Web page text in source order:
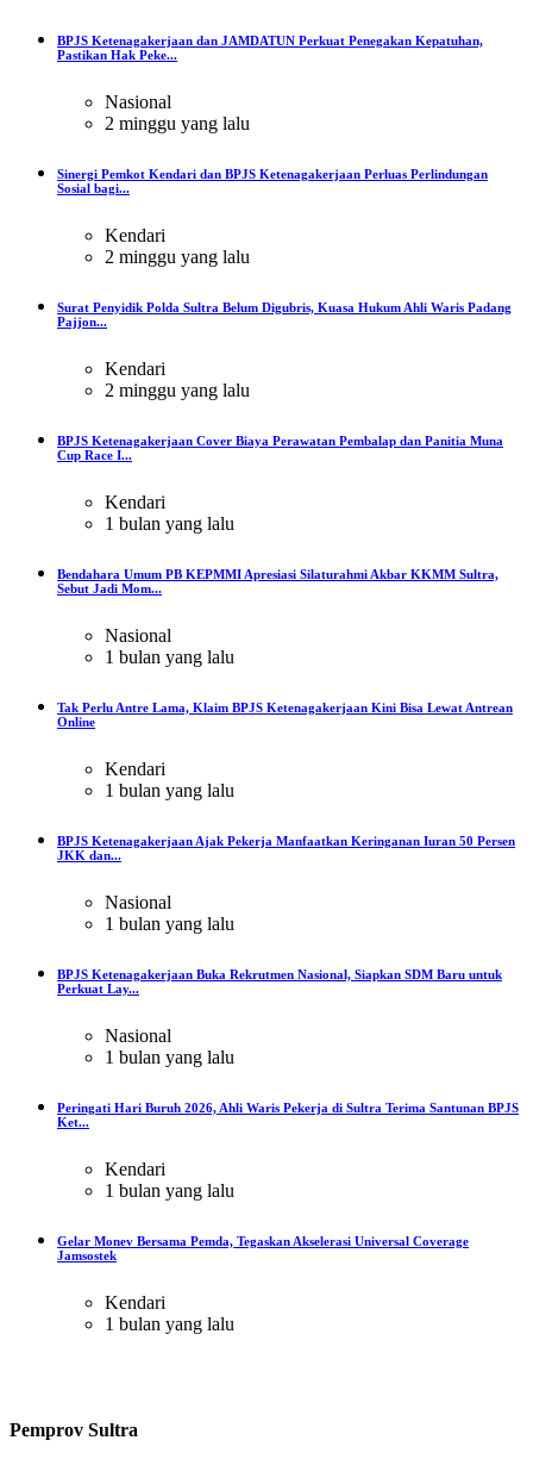
BPJS Ketenagakerjaan dan JAMDATUN Perkuat Penegakan Kepatuhan,
Pastikan Hak Peke...
Nasional
2 minggu yang lalu
Sinergi Pemkot Kendari dan BPJS Ketenagakerjaan Perluas Perlindungan
Sosial bagi...
Kendari
2 minggu yang lalu
Surat Penyidik Polda Sultra Belum Digubris, Kuasa Hukum Ahli Waris Padang
Pajjon...
Kendari
2 minggu yang lalu
BPJS Ketenagakerjaan Cover Biaya Perawatan Pembalap dan Panitia Muna
Cup Race I...
Kendari
1 bulan yang lalu
Bendahara Umum PB KEPMMI Apresiasi Silaturahmi Akbar KKMM Sultra,
Sebut Jadi Mom...
Nasional
1 bulan yang lalu
Tak Perlu Antre Lama, Klaim BPJS Ketenagakerjaan Kini Bisa Lewat Antrean
Online
Kendari
1 bulan yang lalu
BPJS Ketenagakerjaan Ajak Pekerja Manfaatkan Keringanan Iuran 50 Persen
JKK dan...
Nasional
1 bulan yang lalu
BPJS Ketenagakerjaan Buka Rekrutmen Nasional, Siapkan SDM Baru untuk
Perkuat Lay...
Nasional
1 bulan yang lalu
Peringati Hari Buruh 2026, Ahli Waris Pekerja di Sultra Terima Santunan BPJS
Ket...
Kendari
1 bulan yang lalu
Gelar Monev Bersama Pemda, Tegaskan Akselerasi Universal Coverage
Jamsostek
Kendari
1 bulan yang lalu
Pemprov Sultra